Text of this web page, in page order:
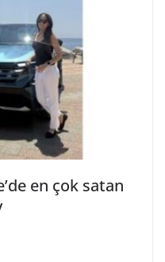
en çok satan